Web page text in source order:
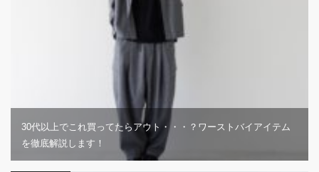
30代以上でこれ買ってたらアウト・・・？ワーストバイアイテム
を徹底解説します！